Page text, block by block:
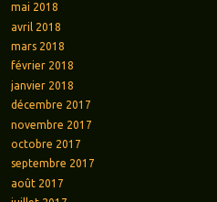
mai 2018
avril 2018
mars 2018
février 2018
janvier 2018
décembre 2017
novembre 2017
octobre 2017
septembre 2017
août 2017